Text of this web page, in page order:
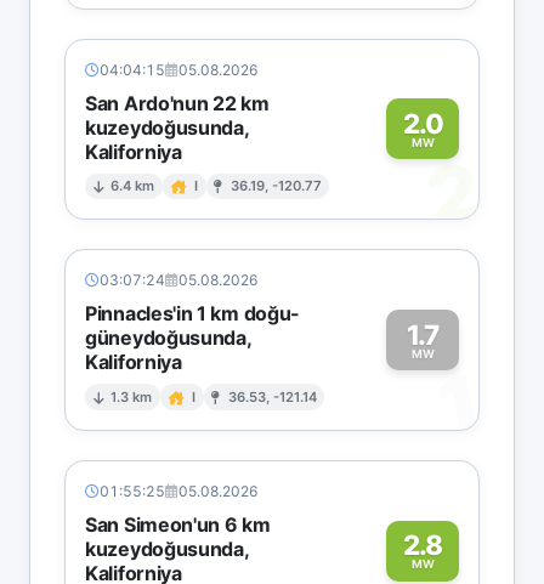
04:04:15 05.08.2026
San Ardo'nun 22 km
kuzeydoğusunda,
Kaliforniya
6.4 km I 36.19, -120.77
2.0
MW
2
03:07:24 05.08.2026
Pinnacles'in 1 km doğu-
güneydoğusunda,
Kaliforniya
1.3 km I 36.53, -121.14
1.7
MW
1
01:55:25 05.08.2026
San Simeon'un 6 km
kuzeydoğusunda,
Kaliforniya
2.8
MW